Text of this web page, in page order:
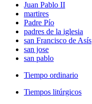
Juan Pablo II
martires
Padre Pío
padres de la iglesia
san Francisco de Asís
san jose
san pablo
Tiempo ordinario
Tiempos litúrgicos